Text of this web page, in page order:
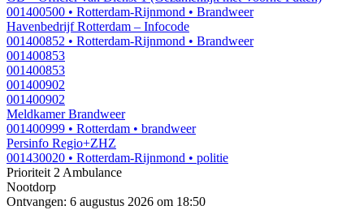
001400500 • Rotterdam-Rijnmond • Brandweer
Havenbedrijf Rotterdam – Infocode
001400852 • Rotterdam-Rijnmond • Brandweer
001400853
001400853
001400902
001400902
Meldkamer Brandweer
001400999 • Rotterdam • brandweer
Persinfo Regio+ZHZ
001430020 • Rotterdam-Rijnmond • politie
Prioriteit 2 Ambulance
Nootdorp
Ontvangen: 6 augustus 2026 om 18:50